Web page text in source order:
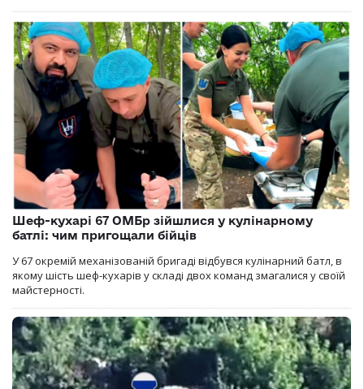
Шеф-кухарі 67 ОМБр зійшлися у кулінарному
батлі: чим пригощали бійців
У 67 окремій механізованій бригаді відбувся кулінарний батл, в
якому шість шеф-кухарів у складі двох команд змагалися у своїй
майстерності.